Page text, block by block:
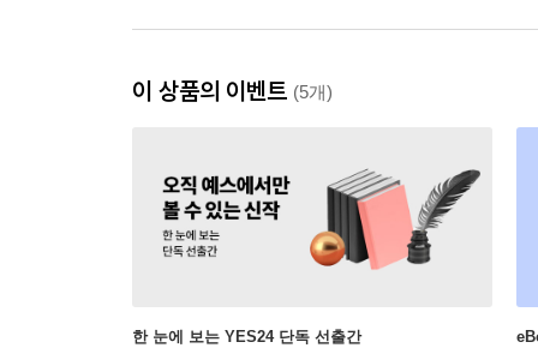
이 상품의 이벤트 (5개)
한 눈에 보는 YES24 단독 선출간